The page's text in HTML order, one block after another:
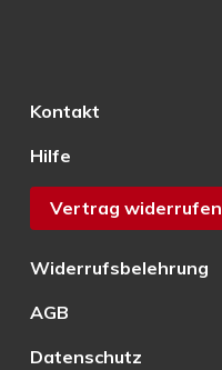
Kontakt
Hilfe
Vertrag widerrufen
Widerrufsbelehrung
AGB
Datenschutz